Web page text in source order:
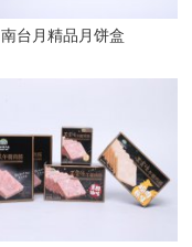
南台月精品月饼盒